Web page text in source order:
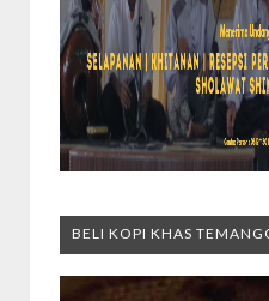
BELI KOPI KHAS